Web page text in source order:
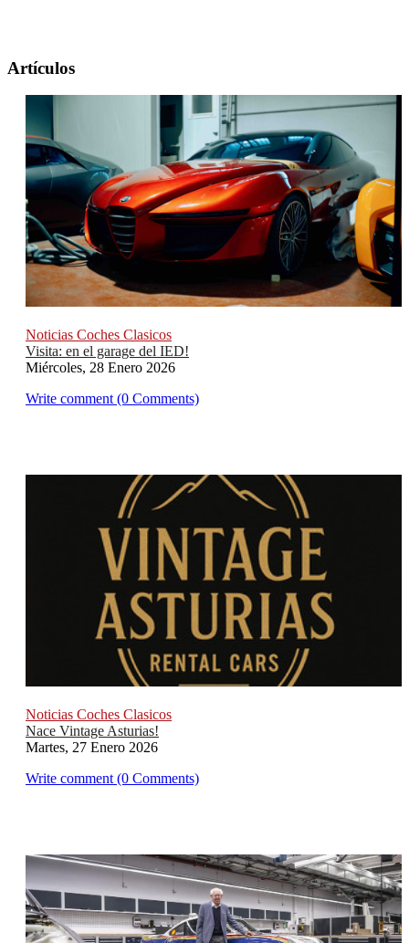
Artículos
Noticias Coches Clasicos
Visita: en el garage del IED!
Miércoles, 28 Enero 2026
Write comment (0 Comments)
Noticias Coches Clasicos
Nace Vintage Asturias!
Martes, 27 Enero 2026
Write comment (0 Comments)